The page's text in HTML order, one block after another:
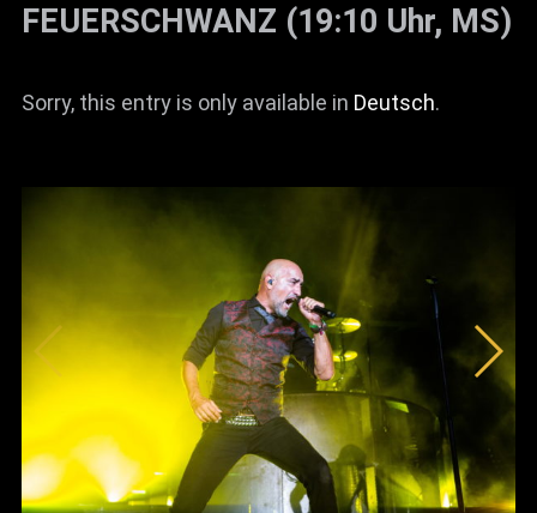
FEUERSCHWANZ (19:10 Uhr, MS)
Sorry, this entry is only available in Deutsch.